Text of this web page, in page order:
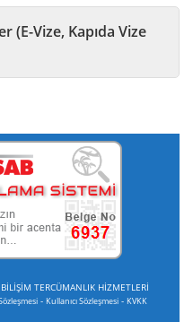
TERCÜMANLIK HİZMETLERİ
- Kullanıcı Sözleşmesi - KVKK